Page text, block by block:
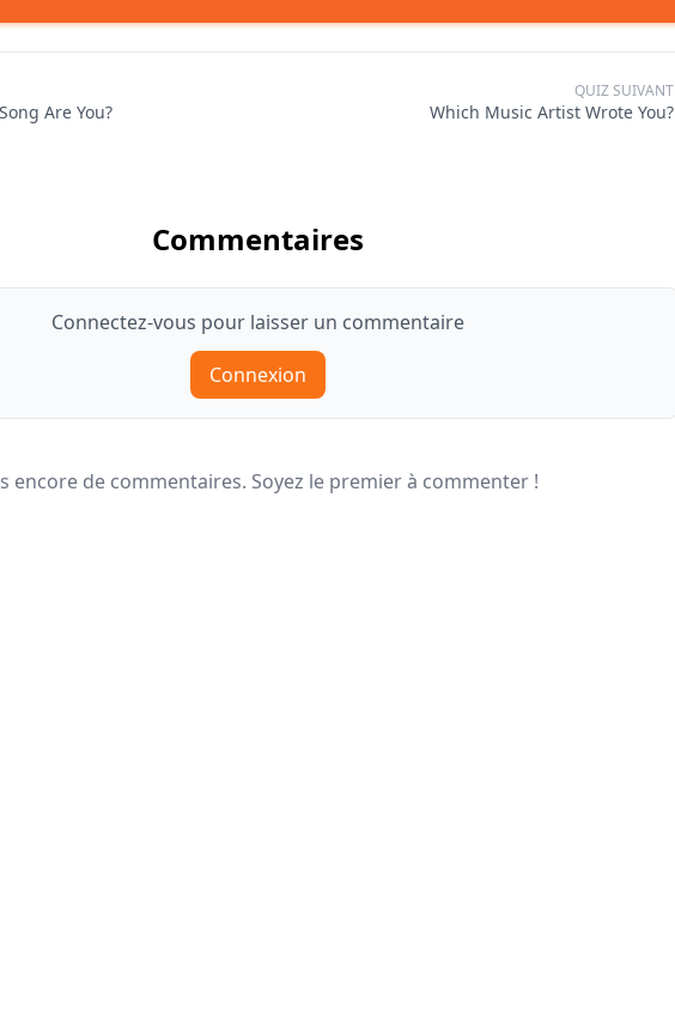
Are You?
QUIZ SUIVANT
Which Music Artist Wrote You?
Commentaires
Connectez-vous pour laisser un commentaire
Connexion
encore de commentaires. Soyez le premier à commenter !